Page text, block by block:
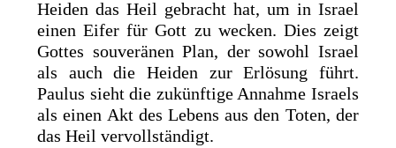
Heiden das Heil gebracht hat, um in Israel
einen Eifer für Gott zu wecken. Dies zeigt
Gottes souveränen Plan, der sowohl Israel
als auch die Heiden zur Erlösung führt.
Paulus sieht die zukünftige Annahme Israels
als einen Akt des Lebens aus den Toten, der
das Heil vervollständigt.